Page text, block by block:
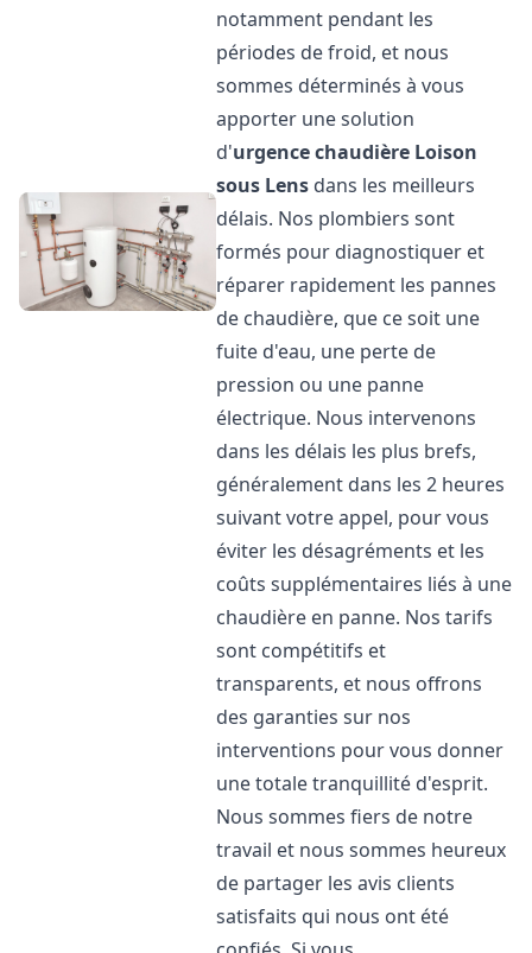
notamment pendant les
périodes de froid, et nous
sommes déterminés à vous
apporter une solution
d'urgence chaudière Loison
sous Lens dans les meilleurs
délais. Nos plombiers sont
formés pour diagnostiquer et
réparer rapidement les pannes
de chaudière, que ce soit une
fuite d'eau, une perte de
pression ou une panne
électrique. Nous intervenons
dans les délais les plus brefs,
généralement dans les 2 heures
suivant votre appel, pour vous
éviter les désagréments et les
coûts supplémentaires liés à une
chaudière en panne. Nos tarifs
sont compétitifs et
transparents, et nous offrons
des garanties sur nos
interventions pour vous donner
une totale tranquillité d'esprit.
Nous sommes fiers de notre
travail et nous sommes heureux
de partager les avis clients
satisfaits qui nous ont été